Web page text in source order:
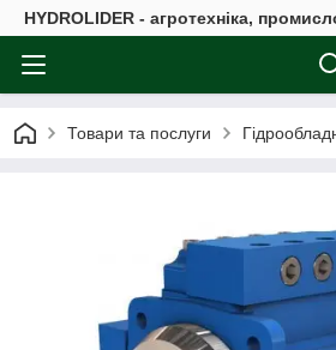
HYDROLIDER - агротехніка,
Товари та послуги